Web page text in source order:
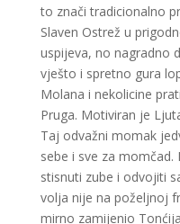
to znači tradicionalno
Slaven Ostrež u
uspijeva, no nagradno
vješto i spretno gura
Molana i nekolicine
Pruga. Motiviran je
Taj odvažni momak
sebe i sve za
stisnuti zube i odvojiti
volja nije na poželjnoj
mirno zamijenio